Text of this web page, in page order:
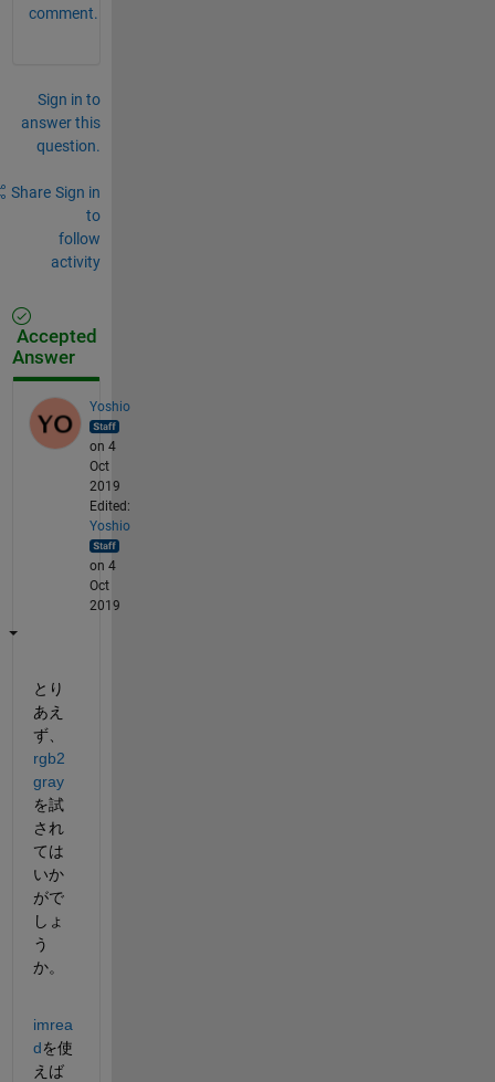
comment.
Sign in to
answer this
question.
Share Sign in
to
follow
activity
Accepted
Answer
Yoshio
on 4
Oct
2019
Edited:
Yoshio
on 4
Oct
2019
とり
あえ
ず、
rgb2
gray
を試
され
ては
いか
がで
しょ
う
か。
imrea
dを使
えば